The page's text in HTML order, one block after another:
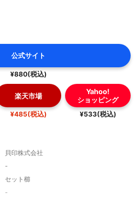
公式サイト
¥880(税込)
楽天市場
¥485(税込)
Yahoo!
ショッピング
¥533(税込)
貝印株式会社
-
セット櫛
-